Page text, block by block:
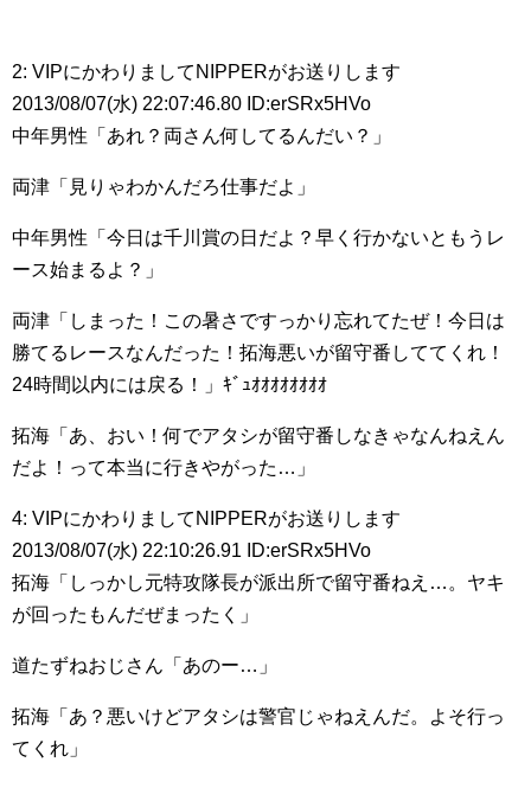
2: VIPにかわりましてNIPPERがお送りします
2013/08/07(水) 22:07:46.80 ID:erSRx5HVo
中年男性「あれ？両さん何してるんだい？」
両津「見りゃわかんだろ仕事だよ」
中年男性「今日は千川賞の日だよ？早く行かないともうレ
ース始まるよ？」
両津「しまった！この暑さですっかり忘れてたぜ！今日は
勝てるレースなんだった！拓海悪いが留守番しててくれ！
24時間以内には戻る！」ｷﾞｭｵｵｵｵｵｵｵｵ
拓海「あ、おい！何でアタシが留守番しなきゃなんねえん
だよ！って本当に行きやがった…」
4: VIPにかわりましてNIPPERがお送りします
2013/08/07(水) 22:10:26.91 ID:erSRx5HVo
拓海「しっかし元特攻隊長が派出所で留守番ねえ…。ヤキ
が回ったもんだぜまったく」
道たずねおじさん「あのー…」
拓海「あ？悪いけどアタシは警官じゃねえんだ。よそ行っ
てくれ」